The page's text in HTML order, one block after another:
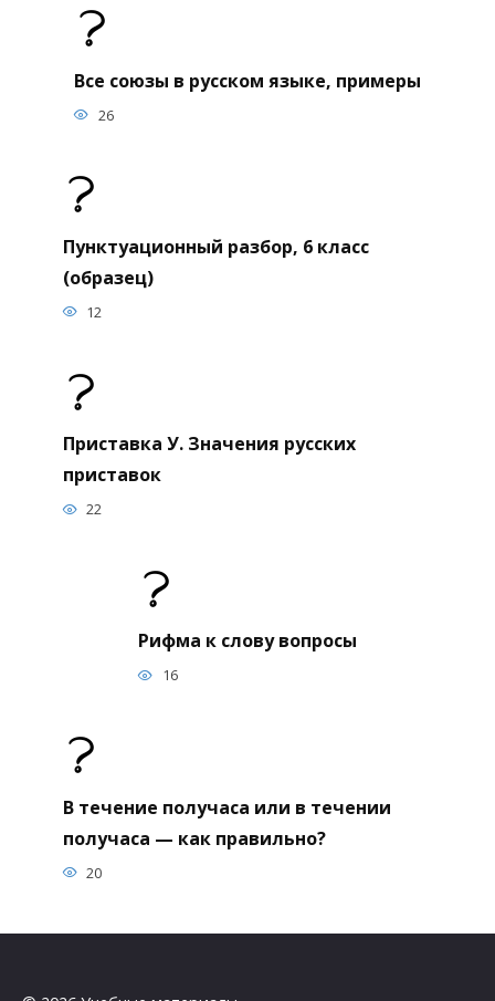
Все союзы в русском языке, примеры
26
Пунктуационный разбор, 6 класс
(образец)
12
Приставка У. Значения русских
приставок
22
Рифма к слову вопросы
16
В течение получаса или в течении
получаса — как правильно?
20